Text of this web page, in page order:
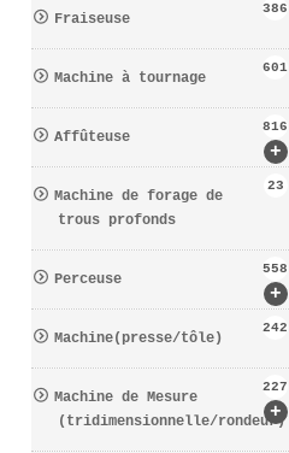
Fraiseuse
386
Machine à tournage
601
+
Affûteuse
816
Machine de forage de
trous profonds
23
+
Perceuse
558
Machine(presse/tôle)
242
+
Machine de Mesure
(tridimensionnelle/rondeur)
227